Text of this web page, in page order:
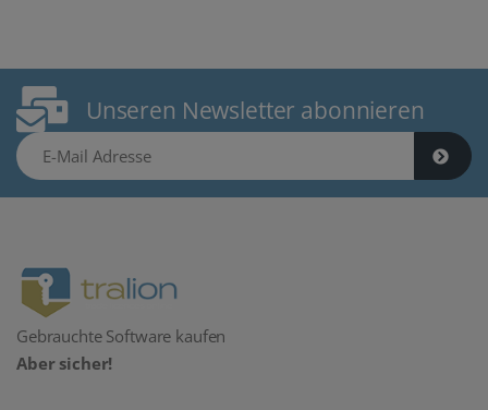
Unseren Newsletter abonnieren
E-Mail Adresse
Gebrauchte Software kaufen
Aber sicher!